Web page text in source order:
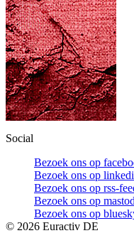
Social
Bezoek ons op
Bezoek ons op
Bezoek ons op rss-
Bezoek ons op
Bezoek ons op
© 2026 Euractiv DE